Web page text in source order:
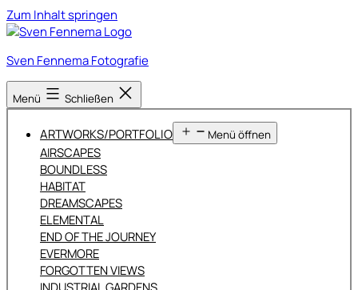
Zum Inhalt springen
Sven Fennema Fotografie
Menü Schließen
ARTWORKS/PORTFOLIO Menü öffnen
AIRSCAPES
BOUNDLESS
HABITAT
DREAMSCAPES
ELEMENTAL
END OF THE JOURNEY
EVERMORE
FORGOTTEN VIEWS
INDUSTRIAL GARDENS